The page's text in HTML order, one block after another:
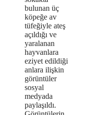
bulunan üç
köpeğe av
tüfeğiyle ateş
açıldığı ve
yaralanan
hayvanlara
eziyet edildiği
anlara ilişkin
görüntüler
sosyal
medyada
paylaşıldı.